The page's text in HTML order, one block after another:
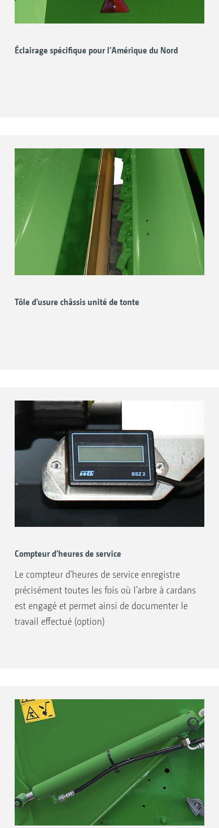
Éclairage spécifique pour l’Amérique du Nord
Tôle d’usure châssis unité de tonte
Compteur d’heures de service
Le compteur d'heures de service enregistre
précisément toutes les fois où l’arbre à cardans
est engagé et permet ainsi de documenter le
travail effectué (option)